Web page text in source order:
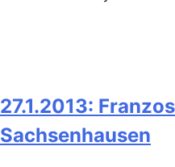
27.1.2013:
Sachsenhausen